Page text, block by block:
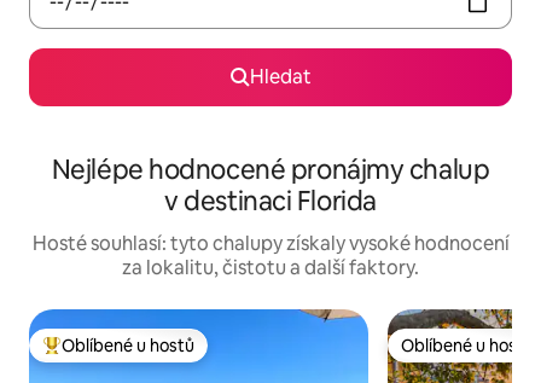
Hledat
Nejlépe hodnocené pronájmy chalup
v destinaci Florida
Hosté souhlasí: tyto chalupy získaly vysoké hodnocení
za lokalitu, čistotu a další faktory.
Nejlepší v kategorii Oblíbené u hostů
Oblíbené u hostů Oblíbené u hostů
Oblíbené u hostů